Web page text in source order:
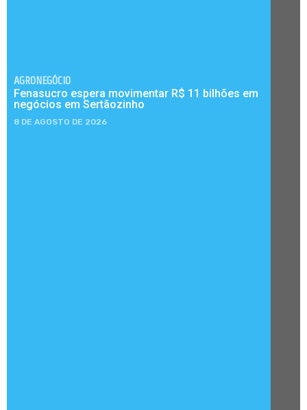
AGRONEGÓCIO
Fenasucro espera movimentar R$ 11 bilhões em
negócios em Sertãozinho
8 DE AGOSTO DE 2026